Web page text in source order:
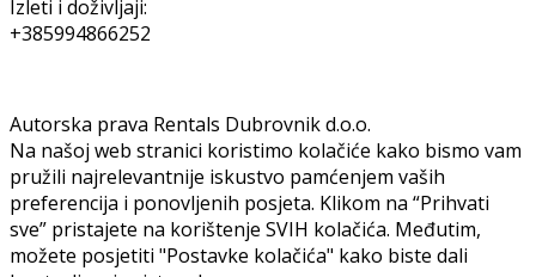
Izleti i doživljaji:
+385994866252
Autorska prava Rentals Dubrovnik d.o.o.
Na našoj web stranici koristimo kolačiće kako bismo vam
pružili najrelevantnije iskustvo pamćenjem vaših
preferencija i ponovljenih posjeta. Klikom na “Prihvati
sve” pristajete na korištenje SVIH kolačića. Međutim,
možete posjetiti "Postavke kolačića" kako biste dali